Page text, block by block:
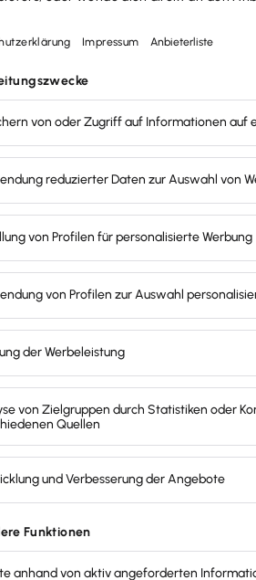
profitiert nur ein
Ausrichtungwie
oder kranker Menschen sowie
begünstigtsind z. B.
Tieren.
ausgeführt werden,
ausmachen und muss sich
Arbeitssuchende:r kannst du
bzw. gemeinnützige
du deine ehrenamtliche
ausübst. Dazu gehören z. B.